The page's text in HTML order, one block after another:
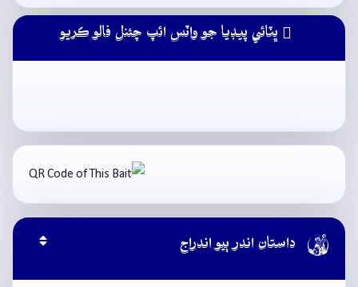
ڀٽائي پيڊيا جو واٽس ائپ چئنل فالو ڪريو
 داستان اندر ٻيو اندراج